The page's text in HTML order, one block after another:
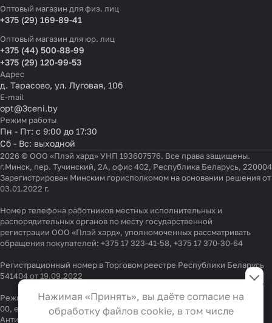
Оптовый магазин для физ. лиц
+375 (29) 169-89-41
Оптовый магазин для юр. лиц
+375 (44) 500-88-99
+375 (29) 120-99-53
Адрес
д. Тарасово, ул. Луговая, 10б
E-mail
opt@3ceni.by
Режим работы
Пн - Пт: с 9:00 до 17:30
Сб - Вс: выходной
2026 © ООО «Плэй хард» УНП 193607576. Все права защищены.
г.Минск, пер. Тучинский, 2А, офис 402, Республика Беларусь, 220004
Зарегистрирован Минским горисполкомом на основании решения от
03.01.2022 г.
Номер телефона работников местных исполнительных и
распорядительных органов по месту государственной
регистрации ООО «Плэй хард», уполномоченных рассматривать
обращения покупателей: +375 17 323-41-58, +375 17 370-30-64
Регистрационный номер в Торговом реестре Республики Беларусь
541404 от 19.09.2022
Режим работы "горячей линии": 9:00 – 17:30, Тел.:+375 (29) 337-33-
00, e-mail:
info@3ceni.by
Антикоррупционная политика
, адрес электронной почты для
Настройки файлов cookie
Функциональные
Эти файлы необходимы для
функционирования сайта и не
Нажимая «Принять», вы даёте согласие на
обработку файлов cookie, в том числе